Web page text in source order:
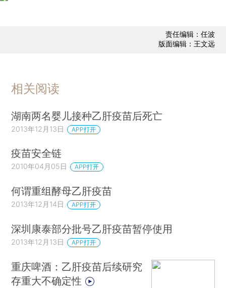
责任编辑：任波
版面编辑：王文远
相关阅读
湖南两名婴儿接种乙肝疫苗后死亡
2013年12月13日 APP打开
疫苗安全链
2010年04月05日 APP打开
何谓重组酵母乙肝疫苗
2013年12月14日 APP打开
深圳康泰部分批号乙肝疫苗暂停使用
2013年12月13日 APP打开
重庆啤酒：乙肝疫苗后续研究
存重大不确定性